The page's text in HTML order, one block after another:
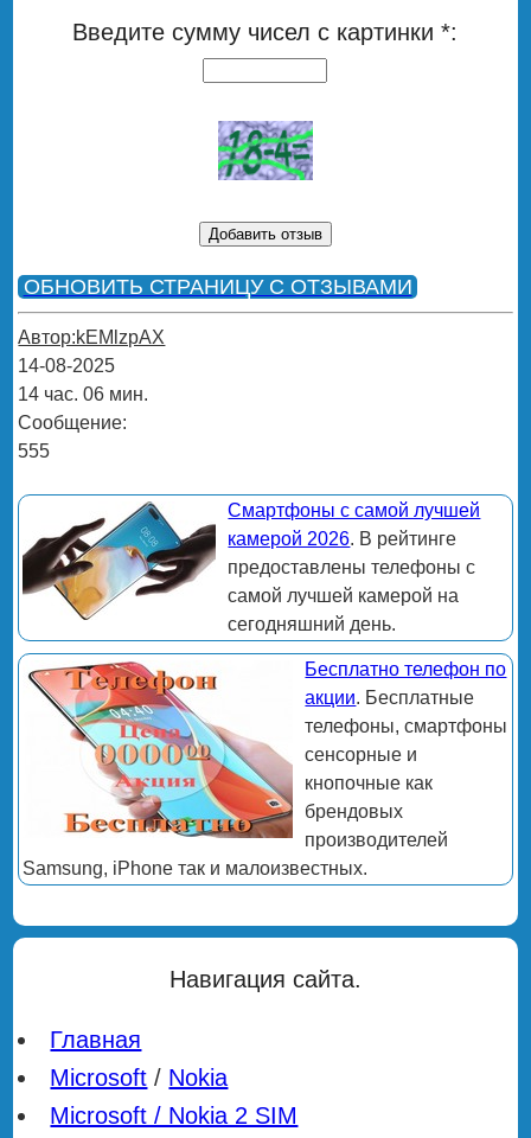
Введите сумму чисел с картинки *:
ОБНОВИТЬ СТРАНИЦУ С ОТЗЫВАМИ
Автор:kEMlzpAX
14-08-2025
14 час. 06 мин.
Сообщение:
555
Смартфоны с самой лучшей
камерой 2026. В рейтинге
предоставлены телефоны с
самой лучшей камерой на
сегодняшний день.
Бесплатно телефон по
акции. Бесплатные
телефоны, смартфоны
сенсорные и
кнопочные как
брендовых
производителей
Samsung, iPhone так и малоизвестных.
Навигация сайта.
Главная
Microsoft / Nokia
Microsoft / Nokia 2 SIM